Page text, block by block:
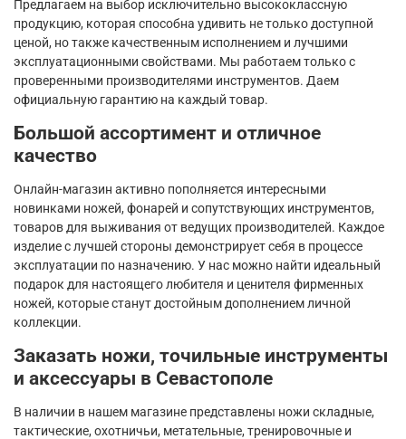
Предлагаем на выбор исключительно высококлассную
продукцию, которая способна удивить не только доступной
ценой, но также качественным исполнением и лучшими
эксплуатационными свойствами. Мы работаем только с
проверенными производителями инструментов. Даем
официальную гарантию на каждый товар.
Большой ассортимент и отличное
качество
Онлайн-магазин активно пополняется интересными
новинками ножей, фонарей и сопутствующих инструментов,
товаров для выживания от ведущих производителей. Каждое
изделие с лучшей стороны демонстрирует себя в процессе
эксплуатации по назначению. У нас можно найти идеальный
подарок для настоящего любителя и ценителя фирменных
ножей, которые станут достойным дополнением личной
коллекции.
Заказать ножи, точильные инструменты
и аксессуары в Севастополе
В наличии в нашем магазине представлены ножи складные,
тактические, охотничьи, метательные, тренировочные и